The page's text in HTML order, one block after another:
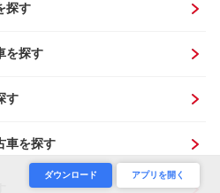
ダウンロード アプリを開く
探す
を探す
す
車を探す